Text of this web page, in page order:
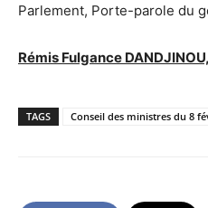
Parlement, Porte-parole du
Rémis Fulgance DANDJINOU,
TAGS Conseil des ministres du 8